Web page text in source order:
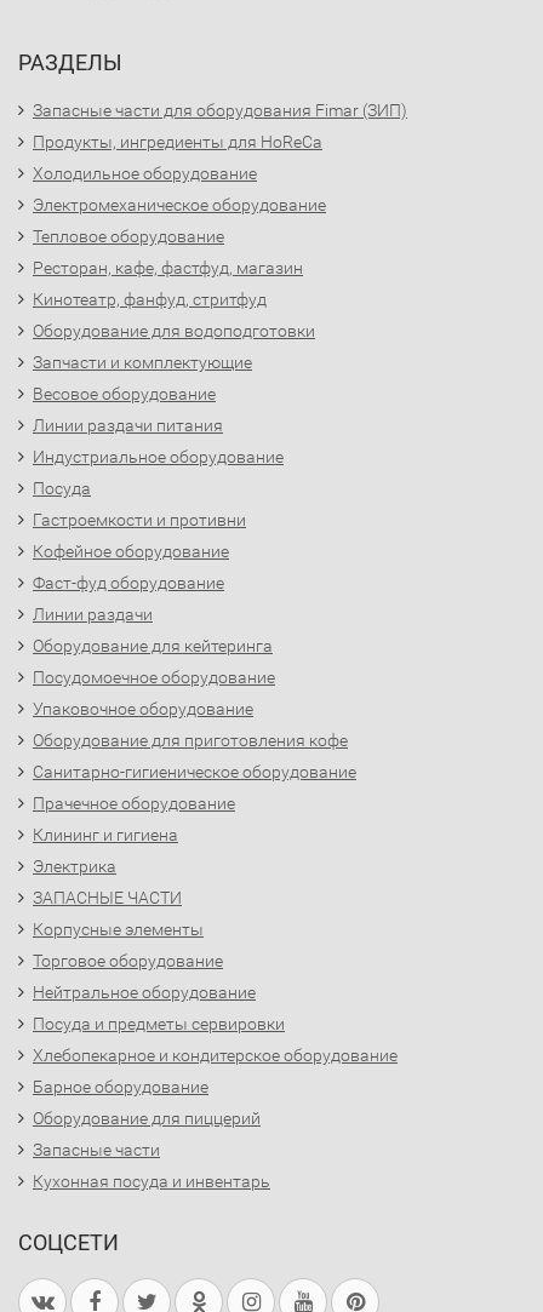
РАЗДЕЛЫ
Запасные части для оборудования Fimar (ЗИП)
Продукты, ингредиенты для HoReCa
Холодильное оборудование
Электромеханическое оборудование
Тепловое оборудование
Ресторан, кафе, фастфуд, магазин
Кинотеатр, фанфуд, стритфуд
Оборудование для водоподготовки
Запчасти и комплектующие
Весовое оборудование
Линии раздачи питания
Индустриальное оборудование
Посуда
Гастроемкости и противни
Кофейное оборудование
Фаст-фуд оборудование
Линии раздачи
Оборудование для кейтеринга
Посудомоечное оборудование
Упаковочное оборудование
Оборудование для приготовления кофе
Санитарно-гигиеническое оборудование
Прачечное оборудование
Клининг и гигиена
Электрика
ЗАПАСНЫЕ ЧАСТИ
Корпусные элементы
Торговое оборудование
Нейтральное оборудование
Посуда и предметы сервировки
Хлебопекарное и кондитерское оборудование
Барное оборудование
Оборудование для пиццерий
Запасные части
Кухонная посуда и инвентарь
СОЦСЕТИ